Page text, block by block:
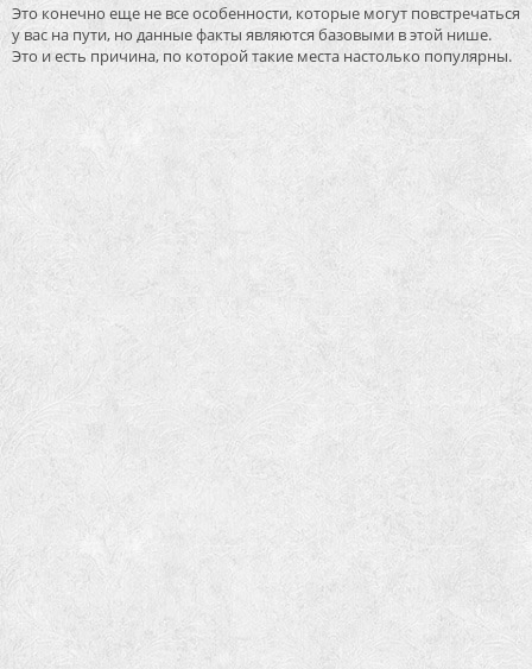
Это конечно еще не все особенности, которые могут повстречаться
у вас на пути, но данные факты являются базовыми в этой нише.
Это и есть причина, по которой такие места настолько популярны.